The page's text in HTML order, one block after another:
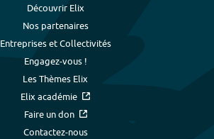
Découvrir Elix
Nos partenaires
Entreprises et Collectivités
Engagez-vous !
Les Thèmes Elix
Elix académie
Faire un don
Contactez-nous